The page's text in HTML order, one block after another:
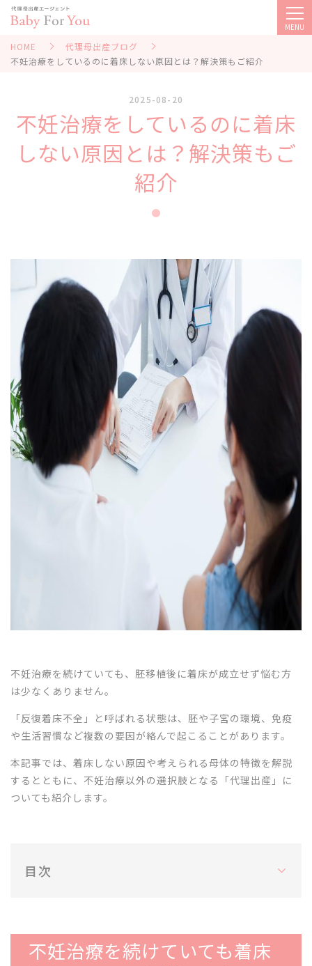
MENU
HOME
代理母出産ブログ
不妊治療をしているのに着床しない原因とは？解決策もご紹介
2025-08-20
不妊治療をしているのに着床
しない原因とは？解決策もご
紹介
不妊治療を続けていても、胚移植後に着床が成立せず悩む方
は少なくありません。
「反復着床不全」と呼ばれる状態は、胚や子宮の環境、免疫
や生活習慣など複数の要因が絡んで起こることがあります。
本記事では、着床しない原因や考えられる母体の特徴を解説
するとともに、不妊治療以外の選択肢となる「代理出産」に
ついても紹介します。
目次
不妊治療を続けていても着床